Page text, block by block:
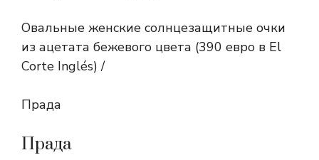
Овальные женские солнцезащитные очки
из ацетата бежевого цвета (390 евро в El
Corte Inglés) /
Прада
Прада